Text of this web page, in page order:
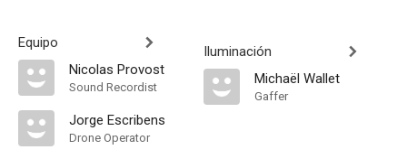
Equipo
Nicolas Provost
Sound Recordist
Jorge Escribens
Drone Operator
Iluminación
Michaël Wallet
Gaffer